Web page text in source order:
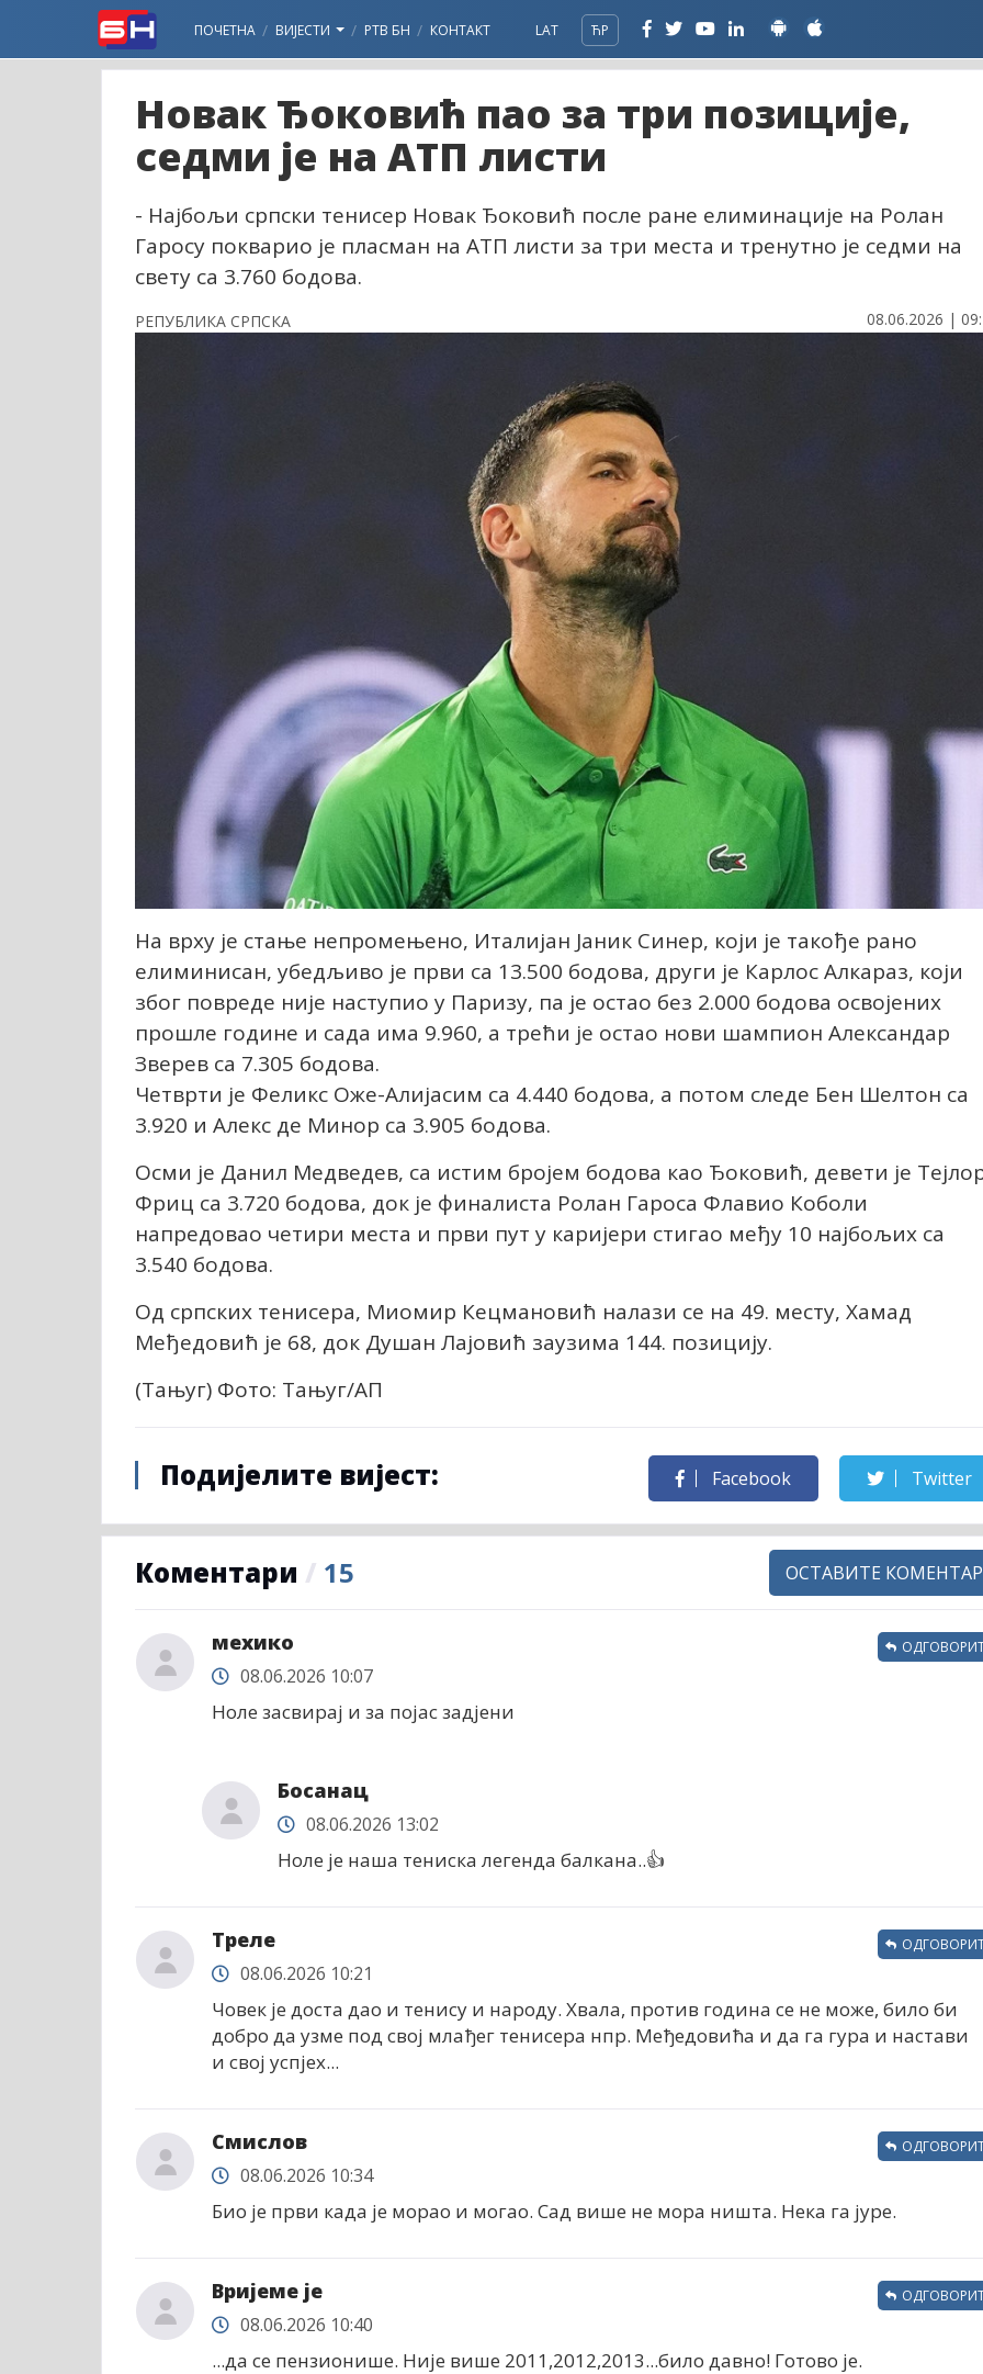
ПОЧЕТНА ВИЈЕСТИ РТВ БН КОНТАКТ LAT ЋР
Новак Ђоковић пао за три позиције,
седми је на АТП листи
- Најбољи српски тенисер Новак Ђоковић после ране елиминације на Ролан
Гаросу покварио је пласман на АТП листи за три места и тренутно је седми на
свету са 3.760 бодова.
РЕПУБЛИКА СРПСКА 08.06.2026 |
На врху је стање непромењено, Италијан Јаник Синер, који је такође рано
елиминисан, убедљиво је први са 13.500 бодова, други је Карлос Алкараз, који
због повреде није наступио у Паризу, па је остао без 2.000 бодова освојених
прошле године и сада има 9.960, а трећи је остао нови шампион Александар
Зверев са 7.305 бодова.
Четврти је Феликс Оже-Алијасим са 4.440 бодова, а потом следе Бен Шелтон са
3.920 и Алекс де Минор са 3.905 бодова.
Осми је Данил Медведев, са истим бројем бодова као Ђоковић, девети је
Фриц са 3.720 бодова, док је финалиста Ролан Гароса Флавио Коболи
напредовао четири места и први пут у каријери стигао међу 10 најбољих са
3.540 бодова.
Од српских тенисера, Миомир Кецмановић налази се на 49. месту, Хамад
Међедовић је 68, док Душан Лајовић заузима 144. позицију.
(Тањуг) Фото: Тањуг/АП
Подијелите вијест: Facebook Twitter
Коментари / 15 ОСТАВИТЕ КОМЕНТАР
меxико
08.06.2026 10:07
Ноле засвирај и за појас задјени
Босанац
08.06.2026 13:02
Ноле је наша тениска легенда балкана..👍
Треле
08.06.2026 10:21
Човек је доста дао и тенису и народу. Хвала, против година се не може, било би
добро да узме под свој млађег тенисера нпр. Међедовића и да га гура и настави
и свој успјех...
Смислов
08.06.2026 10:34
Био је први када је морао и могао. Сад више не мора ништа. Нека га јуре.
Вријеме је
08.06.2026 10:40
...да се пензионише. Није више 2011,2012,2013...било давно! Готово је.